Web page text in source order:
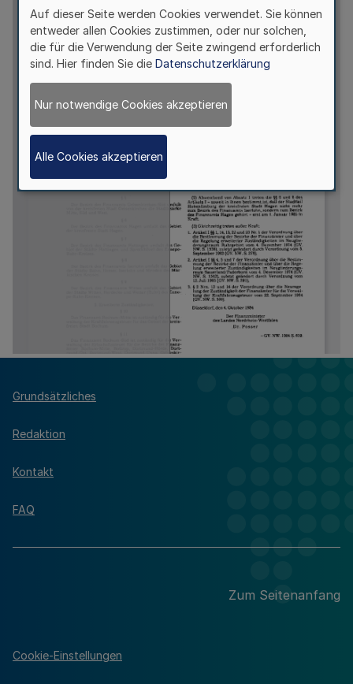
Grundsätzliches
Redaktion
Kontakt
FAQ
Zum Seitenanfang
Cookie-Einstellungen
Auf dieser Seite werden Cookies verwendet. Sie können
entweder allen Cookies zustimmen, oder nur solchen,
die für die Verwendung der Seite zwingend erforderlich
sind. Hier finden Sie die Datenschutzerklärung
Nur notwendige Cookies akzeptieren
Alle Cookies akzeptieren